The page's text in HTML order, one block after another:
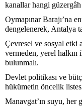
kanallar hangi
Oymapınar Barajı’na
dengelenerek, Antalya
Çevresel ve sosyal etki
vermeden, yerel halkın
bulunmalı.
Devlet politikası ve
hükümetin öncelik
Manavgat’ın suyu, her